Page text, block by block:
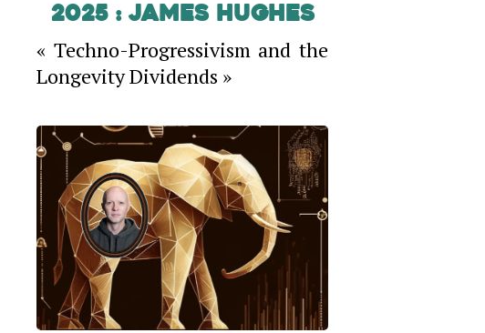
2025 : James Hughes
« Techno-Progressivism and the
Longevity Dividends »